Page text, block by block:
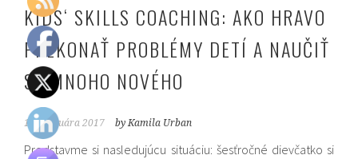
KIDS‘ SKILLS COACHING: AKO HRAVO
PREKONAŤ PROBLÉMY DETÍ A NAUČIŤ
SA MNOHO NOVÉHO
11. februára 2017 by Kamila Urban
Predstavme si nasledujúcu situáciu: šesťročné dievčatko si